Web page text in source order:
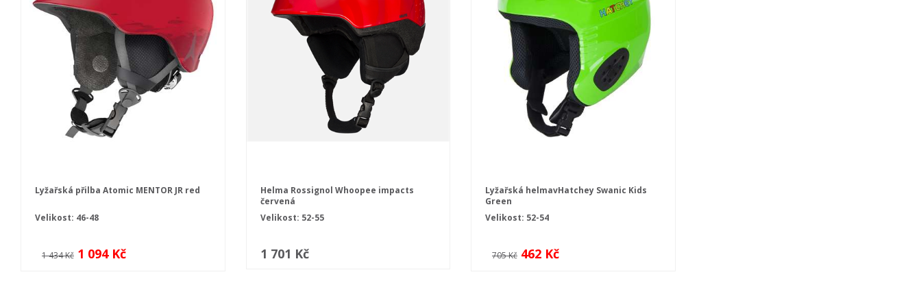
Lyžařská přilba Atomic MENTOR JR red
Velikost: 46-48
1 434 Kč 1 094 Kč
Helma Rossignol Whoopee impacts
červená
Velikost: 52-55
1 701 Kč
Lyžařská helmavHatchey Swanic Kids
Green
Velikost: 52-54
705 Kč 462 Kč